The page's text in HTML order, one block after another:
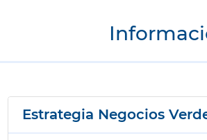
Estrategia Negocios